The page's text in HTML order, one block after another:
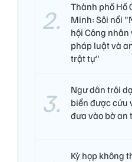
Thành phố Hồ
Minh: Sôi nổi
hội Công nhân
pháp luật và
trật tự"
Ngư dân trôi
biển được cứu
đưa vào bờ an
Kỳ họp không